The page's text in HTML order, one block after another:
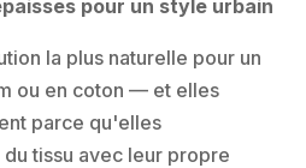
pour un style urbain
la plus naturelle pour un
ou en coton — et elles
parce qu'elles
tissu avec leur propre